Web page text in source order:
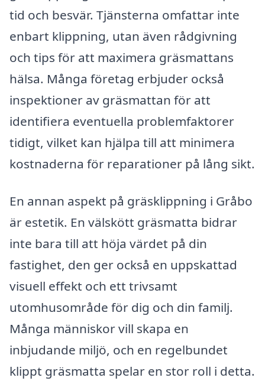
tid och besvär. Tjänsterna omfattar inte
enbart klippning, utan även rådgivning
och tips för att maximera gräsmattans
hälsa. Många företag erbjuder också
inspektioner av gräsmattan för att
identifiera eventuella problemfaktorer
tidigt, vilket kan hjälpa till att minimera
kostnaderna för reparationer på lång sikt.
En annan aspekt på gräsklippning i Gråbo
är estetik. En välskött gräsmatta bidrar
inte bara till att höja värdet på din
fastighet, den ger också en uppskattad
visuell effekt och ett trivsamt
utomhusområde för dig och din familj.
Många människor vill skapa en
inbjudande miljö, och en regelbundet
klippt gräsmatta spelar en stor roll i detta.